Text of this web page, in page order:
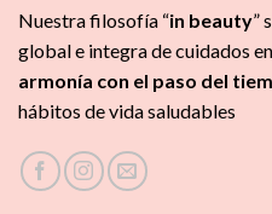
Nuestra filosofía “in beauty”
global e integra de cuidados
armonía con el paso del
hábitos de vida saludables